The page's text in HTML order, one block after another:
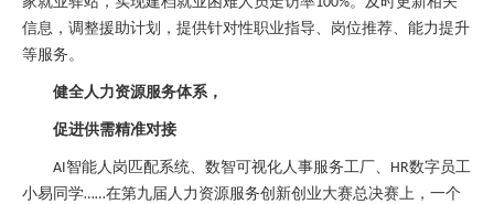
信息，调整援助计划，提供针对性职业指导、岗位推荐、能力提升
等服务。
健全人力资源服务体系，
促进供需精准对接
AI智能人岗匹配系统、数智可视化人事服务工厂、 HR数字员工
小易同学……在第九届人力资源服务创新创业大赛总决赛上，一个